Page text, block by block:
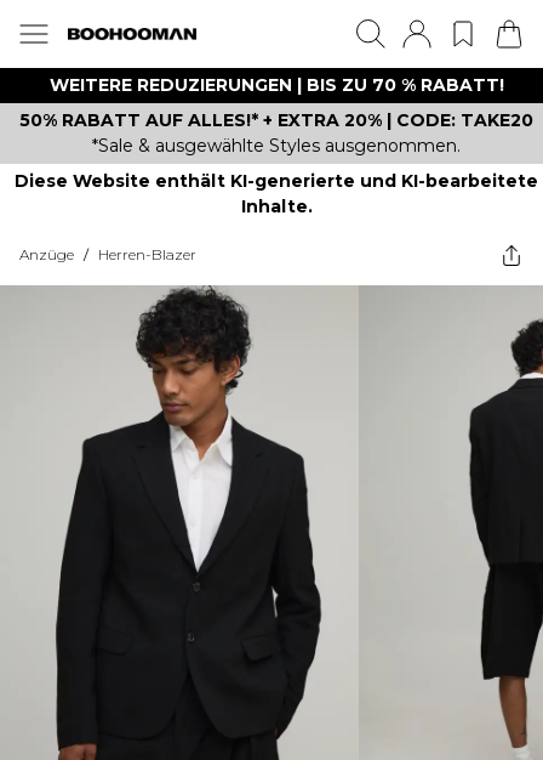
WEITERE REDUZIERUNGEN | BIS ZU 70 % RABATT!
50% RABATT AUF ALLES!* + EXTRA 20% | CODE: TAKE20
*Sale & ausgewählte Styles ausgenommen.
Diese Website enthält KI-generierte und KI-bearbeitete
Inhalte.
Anzüge / Herren-Blazer